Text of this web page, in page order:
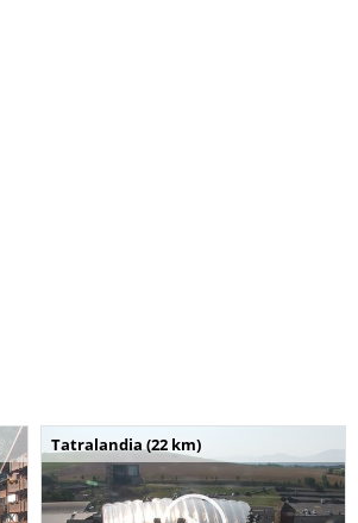
Tatralandia (22 km)